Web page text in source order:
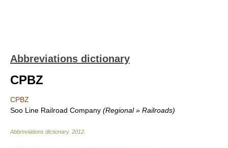
Abbreviations dictionary
CPBZ
CPBZ
Soo Line Railroad Company (Regional » Railroads)
Abbreviations dictionary. 2012